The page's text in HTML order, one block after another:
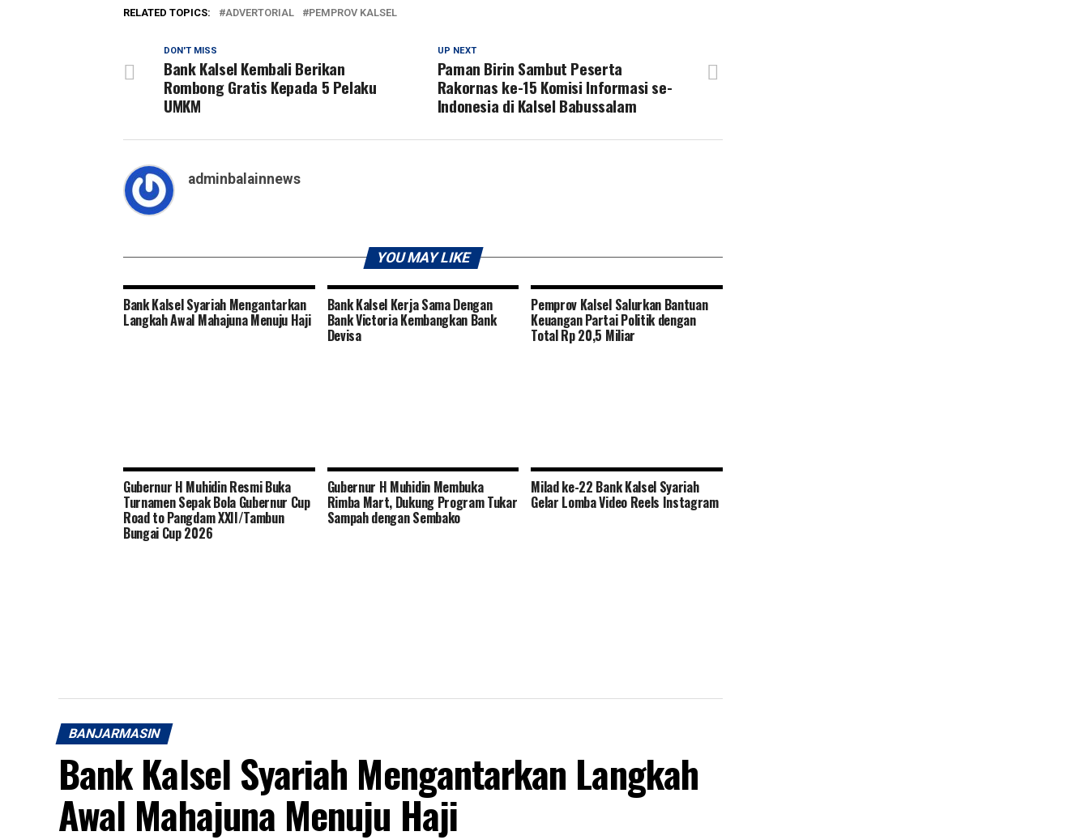
RELATED TOPICS: ADVERTORIAL PEMPROV KALSEL
UP NEXT
Paman Birin Sambut Peserta
Rakornas ke-15 Komisi Informasi se-
Indonesia di Kalsel Babussalam
DON'T MISS
Bank Kalsel Kembali Berikan
Rombong Gratis Kepada 5 Pelaku
UMKM
adminbalainnews
YOU MAY LIKE
Bank Kalsel Syariah Mengantarkan
Langkah Awal Mahajuna Menuju Haji
Bank Kalsel Kerja Sama Dengan
Bank Victoria Kembangkan Bank
Devisa
Pemprov Kalsel Salurkan Bantuan
Keuangan Partai Politik dengan
Total Rp 20,5 Miliar
Gubernur H Muhidin Resmi Buka
Turnamen Sepak Bola Gubernur Cup
Road to Pangdam XXII/Tambun
Bungai Cup 2026
Gubernur H Muhidin Membuka
Rimba Mart, Dukung Program Tukar
Sampah dengan Sembako
Milad ke-22 Bank Kalsel Syariah
Gelar Lomba Video Reels Instagram
BANJARMASIN
Bank Kalsel Syariah Mengantarkan Langkah
Awal Mahajuna Menuju Haji